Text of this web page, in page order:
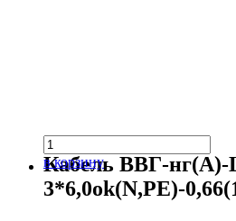
в корзину
Кабель ВВГ-нг(А)-
3*6,0ok(N,PE)-